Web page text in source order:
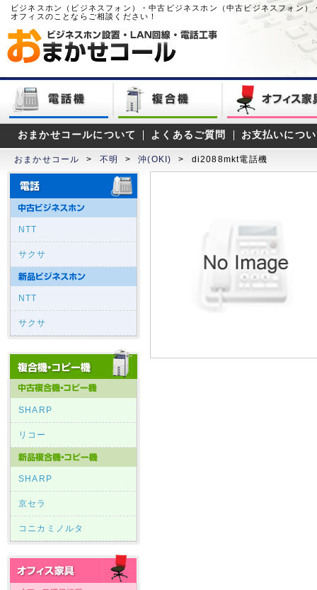
ビジネスホン（ビジネスフォン）・中古ビジネスホン（中古ビジネスフォン
オフィスのことならご相談ください！
おまかせコールについて よくあるご質問 お支払いにつ
おまかせコール > 不明 > 沖(OKI) > di2088mkt電話機
NTT
サクサ
NTT
サクサ
SHARP
リコー
SHARP
京セラ
コニカミノルタ